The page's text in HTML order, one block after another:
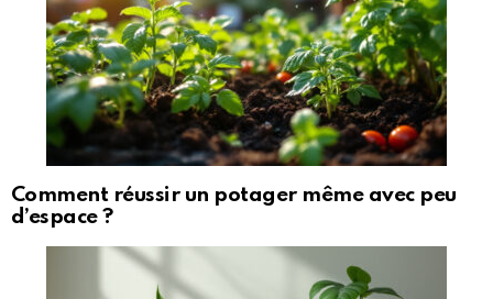
Comment réussir un potager même avec peu
d’espace ?